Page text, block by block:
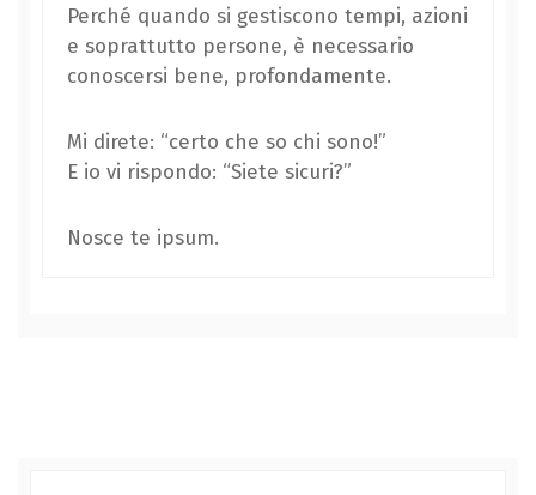
Perché quando si gestiscono tempi, azioni
e soprattutto persone, è necessario
conoscersi bene, profondamente.
Mi direte: “certo che so chi sono!”
E io vi rispondo: “Siete sicuri?”
Nosce te ipsum.